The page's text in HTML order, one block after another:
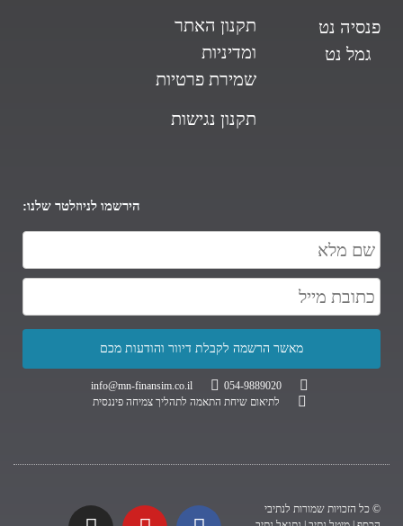
פנסיה נט
גמל נט
תקנון האתר
ומדיניות
שמירת פרטיות
תקנון נגישות
הירשמו לניוזלטר שלנו:
054-9889020
info@mn-finansim.co.il
לתיאום שיחת התאמה לתהליך צמיחה פיננסית
© כל הזכויות שמורות לנתיבי